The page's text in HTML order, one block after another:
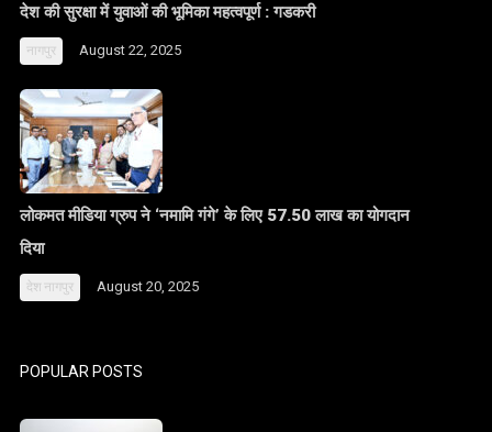
देश की सुरक्षा में युवाओं की भूमिका महत्वपूर्ण : गडकरी
नागपुर August 22, 2025
लोकमत मीडिया ग्रुप ने ‘नमामि गंगे’ के लिए 57.50 लाख का योगदान
दिया
देश नागपुर August 20, 2025
POPULAR POSTS